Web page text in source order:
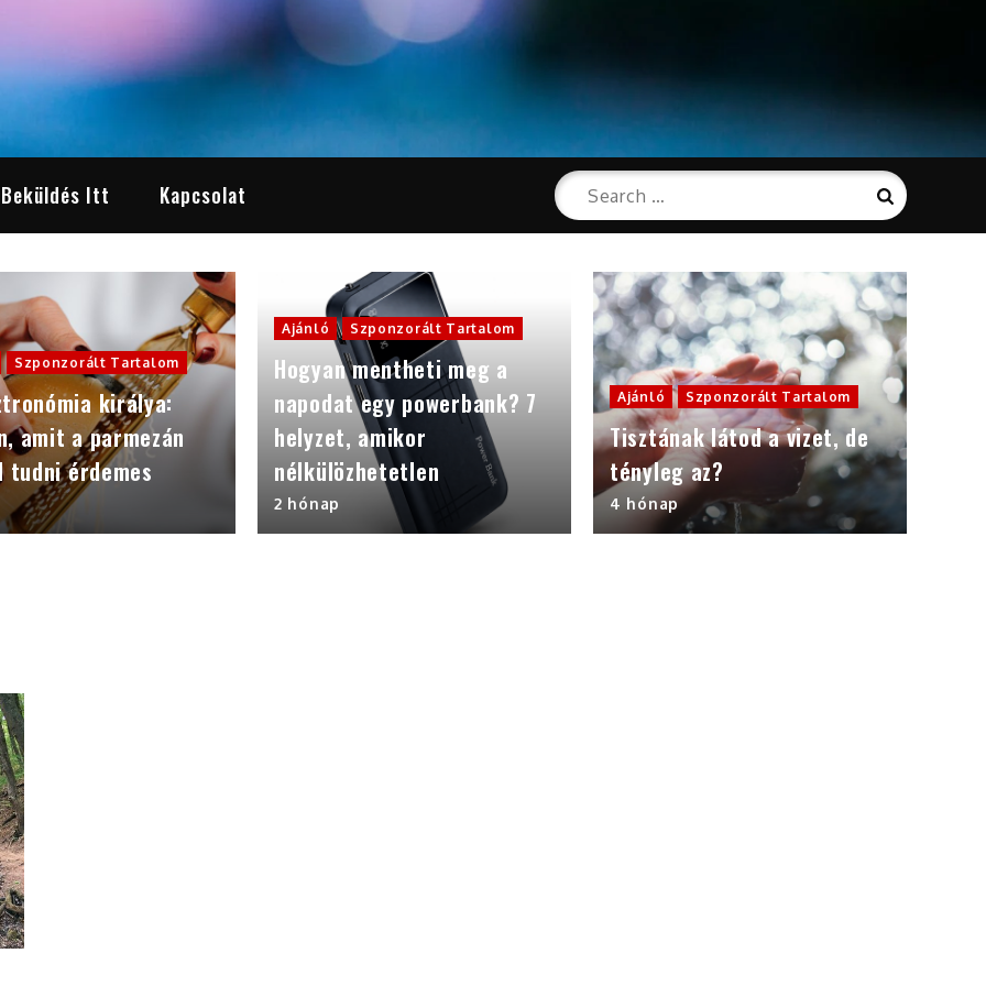
Itt Kapcsolat
Search
for:
Search
Szponzorált Tartalom
királya:
amit a parmezán
érdemes
Ajánló Szponzorált Tartalom
Hogyan mentheti meg a
napodat egy powerbank? 7
helyzet, amikor
nélkülözhetetlen
2 hónap
Ajánló Szponzorált Tartalom
Tisztának látod a vizet, de
tényleg az?
4 hónap